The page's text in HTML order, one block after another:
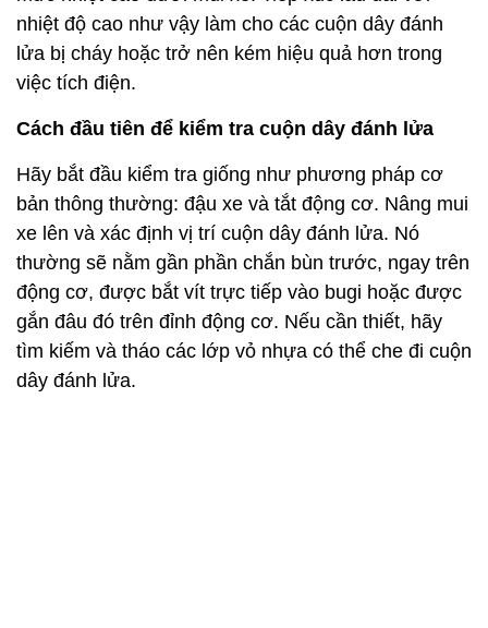
nhiệt độ cao như vậy làm cho các cuộn dây đánh
lửa bị cháy hoặc trở nên kém hiệu quả hơn trong
việc tích điện.
Cách đầu tiên để kiểm tra cuộn dây đánh lửa
Hãy bắt đầu kiểm tra giống như phương pháp cơ
bản thông thường: đậu xe và tắt động cơ. Nâng mui
xe lên và xác định vị trí cuộn dây đánh lửa. Nó
thường sẽ nằm gần phần chắn bùn trước, ngay trên
động cơ, được bắt vít trực tiếp vào bugi hoặc được
gắn đâu đó trên đỉnh động cơ. Nếu cần thiết, hãy
tìm kiếm và tháo các lớp vỏ nhựa có thể che đi cuộn
dây đánh lửa.